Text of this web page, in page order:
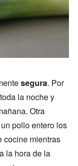
segura. Por
la noche y
Otra
pollo entero los
cocine mientras
la hora de la